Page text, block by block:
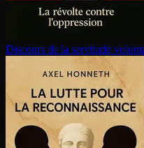
Discours de la servitude